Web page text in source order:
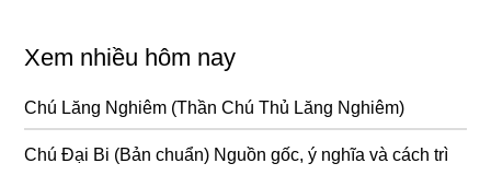
Xem nhiều hôm nay
Chú Lăng Nghiêm (Thần Chú Thủ Lăng Nghiêm)
Chú Đại Bi (Bản chuẩn) Nguồn gốc, ý nghĩa và cách trì